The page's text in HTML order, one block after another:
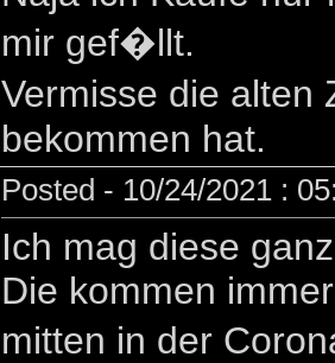
mir gef�llt.
Vermisse die
bekommen hat.
Posted - 10/24/2021 :
Ich mag diese
Die kommen
mitten in der